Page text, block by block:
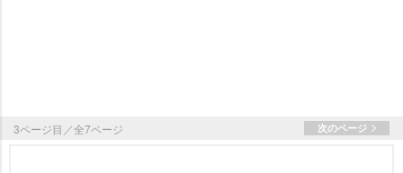
3ページ目／全7ページ 次のページ